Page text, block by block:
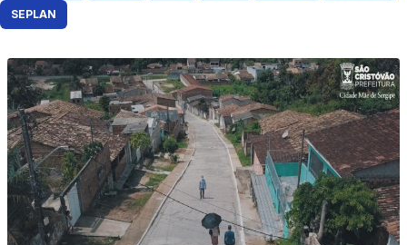
SEPLAN